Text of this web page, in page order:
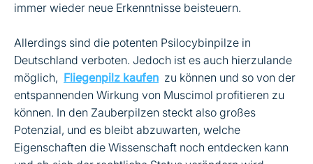
immer wieder neue Erkenntnisse beisteuern.
Allerdings sind die potenten Psilocybinpilze in
Deutschland verboten. Jedoch ist es auch hierzulande
möglich, Fliegenpilz kaufen zu können und so von der
entspannenden Wirkung von Muscimol profitieren zu
können. In den Zauberpilzen steckt also großes
Potenzial, und es bleibt abzuwarten, welche
Eigenschaften die Wissenschaft noch entdecken kann